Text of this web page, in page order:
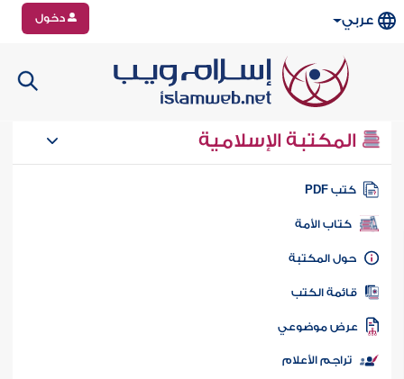
عربي دخول
المكتبة الإسلامية
كتب PDF
كتاب الأمة
المكتبة
الكتب
موضوعي